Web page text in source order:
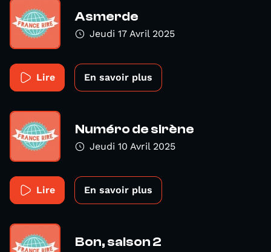
Asmerde
Jeudi 17 Avril 2025
Lire En savoir plus
Numéro de sirène
Jeudi 10 Avril 2025
Lire En savoir plus
Bon, saison 2